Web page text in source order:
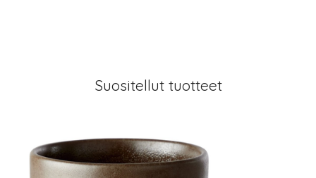
Suositellut tuotteet